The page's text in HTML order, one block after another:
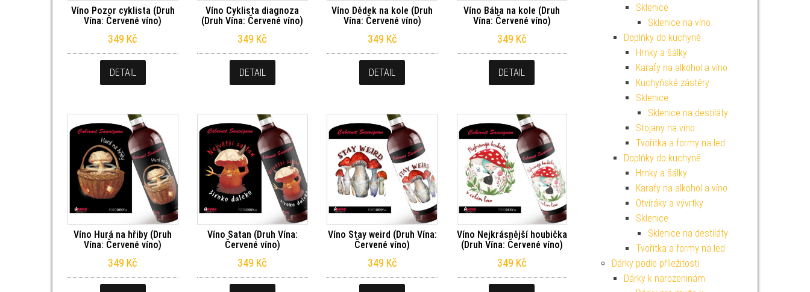
Víno Pozor cyklista (Druh
Vína: Červené víno)
349 Kč
DETAIL
Víno Cyklista diagnoza
(Druh Vína: Červené víno)
349 Kč
DETAIL
Víno Dědek na kole (Druh
Vína: Červené víno)
349 Kč
DETAIL
Víno Bába na kole (Druh
Vína: Červené víno)
349 Kč
DETAIL
Víno Hurá na hřiby (Druh
Vína: Červené víno)
349 Kč
Víno Satan (Druh Vína:
Červené víno)
349 Kč
Víno Stay weird (Druh Vína:
Červené víno)
349 Kč
Víno Nejkrásnější houbička
(Druh Vína: Červené víno)
349 Kč
Sklenice
Sklenice na víno
Doplňky do kuchyně
Hrnky a šálky
Karafy na alkohol a víno
Kuchyňské zástěry
Sklenice
Sklenice na destiláty
Stojany na víno
Tvořítka a formy na led
Doplňky do kuchyně
Hrnky a šálky
Karafy na alkohol a víno
Otvíráky a vývrtky
Sklenice
Sklenice na destiláty
Tvořítka a formy na led
Dárky podle příležitosti
Dárky k narozeninám